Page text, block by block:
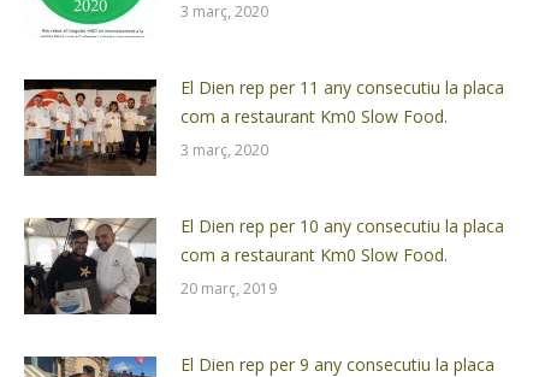
3 març, 2020
El Dien rep per 11 any consecutiu la placa
com a restaurant Km0 Slow Food.
3 març, 2020
El Dien rep per 10 any consecutiu la placa
com a restaurant Km0 Slow Food.
20 març, 2019
El Dien rep per 9 any consecutiu la placa